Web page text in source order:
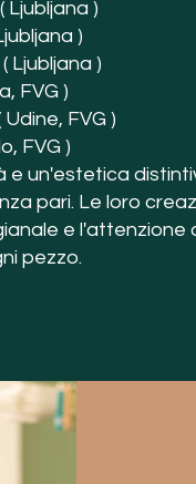
Ljubljana )
)
Ljubljana )
FVG )
FVG )
FVG )
e un'estetica
pari. Le loro
e l'attenzione
pezzo.